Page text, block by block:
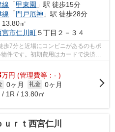
線 「甲東園 」駅 徒歩15分
線 「 門戸厄神 」駅 徒歩28分
㎡
宮市仁川町５丁目２－３４
7分と近場にコンビニがあるのもポ
件です。初期費用はカードで決済い
...
万円 (管理費等：- )
0ヶ月 礼金 0ヶ月
/ 1R / 13.80㎡
ｒｔ西宮仁川